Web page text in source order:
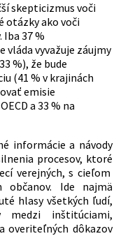
skepticizmus voči
ako voči
37 %
vláda vyvažuje záujmy
%), že bude
(41 % v krajinách
emisie
a 33 % na
informácie a návody
procesov, ktoré
verejných, s cieľom
občanov. Ide najmä
hlasy všetkých ľudí,
medzi inštitúciami,
overiteľných dôkazov